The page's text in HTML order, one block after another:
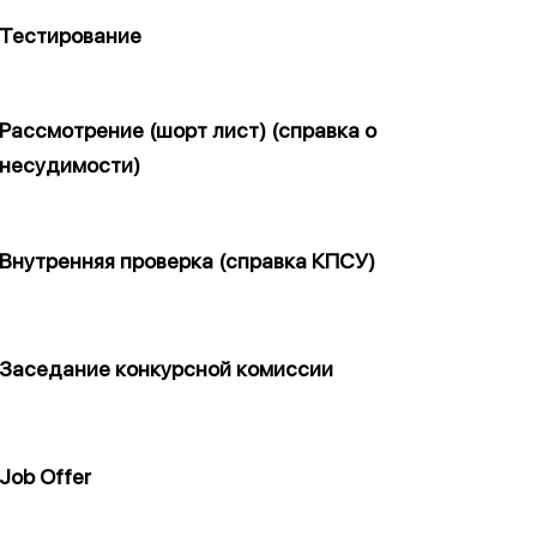
Тестирование
Рассмотрение (шорт лист) (справка о
несудимости)
Внутренняя проверка (справка КПСУ)
Заседание конкурсной комиссии
Job Offer